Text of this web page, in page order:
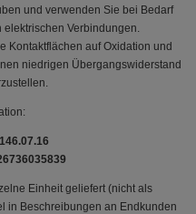
und verwenden Sie bei Bedarf
Verbindungen.
Kontaktflächen auf Oxidation und
niedrigen Übergangswiderstand
146.07.16
Einheit geliefert (nicht als
in Beschreibungen an Endkunden